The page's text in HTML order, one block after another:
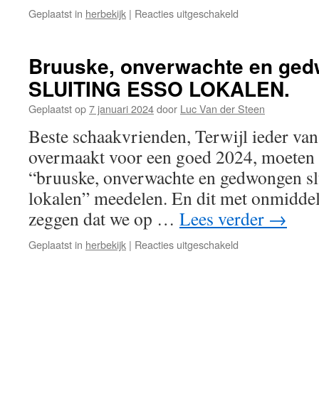
Geplaatst in herbekijk | Reacties uitgeschakeld
LEDEN!
Bruuske, onverwachte en
SLUITING ESSO LOKALEN.
Geplaatst op7 januari 2024door Luc Van der Steen
Beste schaakvrienden, Terwijl ieder
overmaakt voor een goed 2024,
“bruuske, onverwachte en gedwongen
lokalen” meedelen. En dit met
zeggen dat we op … Lees verder →
Geplaatst in herbekijk | Reacties uitgeschakeld